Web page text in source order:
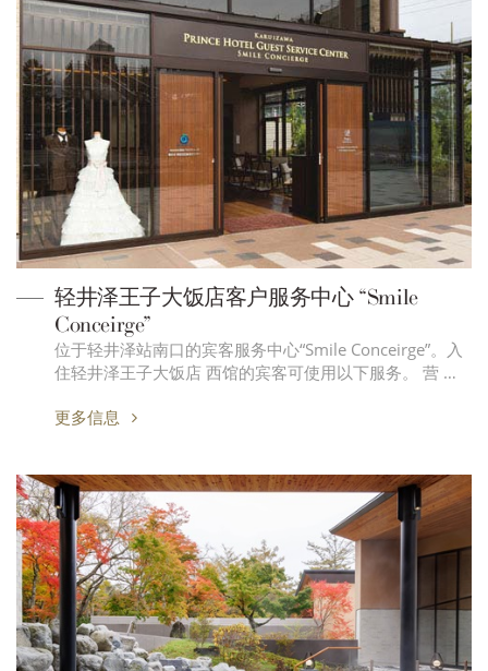
轻井泽王子大饭店客户服务中心 “Smile
Conceirge”
位于轻井泽站南口的宾客服务中心“Smile Conceirge”。入
住轻井泽王子大饭店 西馆的宾客可使用以下服务。 营 …
更多信息